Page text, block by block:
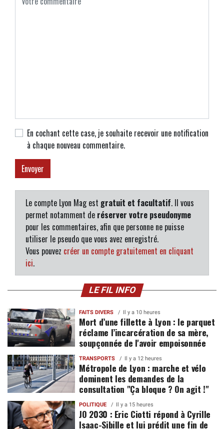
En cochant cette case, je souhaite recevoir une notification
à chaque nouveau commentaire.
Le compte Lyon Mag est gratuit et facultatif. Il vous
permet notamment de réserver votre pseudonyme
pour les commentaires, afin que personne ne puisse
utiliser le pseudo que vous avez enregistré.
Vous pouvez créer un compte gratuitement en cliquant
ici.
LE FIL INFO
FAITS DIVERS Il y a 10 heures
Mort d’une fillette à Lyon : le parquet
réclame l’incarcération de sa mère,
soupçonnée de l'avoir empoisonnée
TRANSPORTS Il y a 12 heures
Métropole de Lyon : marche et vélo
dominent les demandes de la
consultation "Ça bloque ? On agit !"
POLITIQUE Il y a 15 heures
JO 2030 : Eric Ciotti répond à Cyrille
Isaac-Sibille et lui prédit une fin de